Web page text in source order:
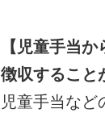
【児童手当
徴収すること
児童手当など